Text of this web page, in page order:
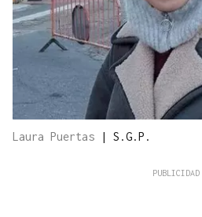
Laura Puertas | S.G.P.